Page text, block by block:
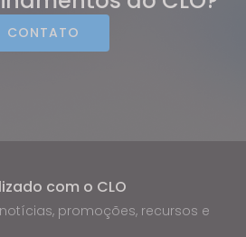
CONTATO
com o CLO
promoções, recursos e